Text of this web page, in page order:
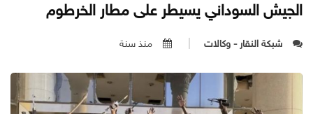
الجيش السوداني يسيطر على مطار الخرطوم
شبكة النقار - وكالات منذ سنة